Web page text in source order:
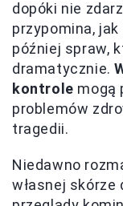
dopóki nie
przypomina,
później spraw,
dramatycznie.
kontrole mogą
problemów
tragedii.
Niedawno
własnej skórze